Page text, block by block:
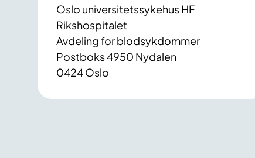
Oslo universitetssykehus HF
Rikshospitalet
Avdeling for blodsykdommer
Postboks 4950 Nydalen
0424 Oslo